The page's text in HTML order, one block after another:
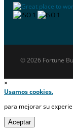
© 2026 Fortune
×
Usamos cookies.
para mejorar su
Aceptar